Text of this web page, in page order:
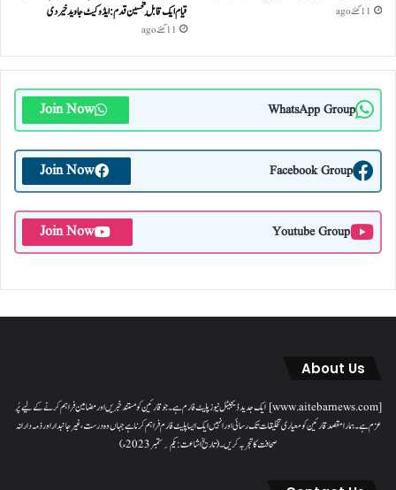
11 گھنٹے ago
قیام ایک قابلِ تحسین قدم : ایڈوکیٹ جاوید خیردی
11 گھنٹے ago
WhatsApp Group
Join Now
Facebook Group
Join Now
Youtube Group
Join Now
About Us
[www.aitebarnews.com] ایک جدید ڈیجیٹل نیوز پلیٹ فارم ہے۔ جو قارئین کو مستند خبریں اور مضامین فراہم کرنے کے لیے پُر
عزم ہے۔ ہمارا مقصدقارئین کو معیاری تخلیقات تک رسائی اور انہیں ایک ایسا پلیٹ فارم فراہم کرنا ہے جہاں وہ درست، غیر جانبدار اور ذمہ دارانہ
صحافت کا تجربہ کریں۔( تاریخ اشاعت : یکم؍ ستمبر 2023ء)